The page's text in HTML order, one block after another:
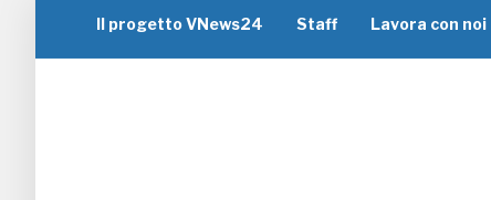
Il progetto VNews24 Staff Lavora con noi